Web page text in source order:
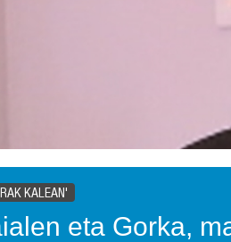
KALEAN'
eta Gorka,